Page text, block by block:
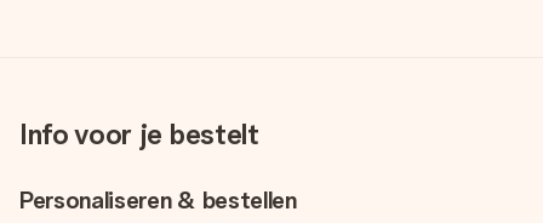
Info voor je bestelt
Personaliseren & bestellen